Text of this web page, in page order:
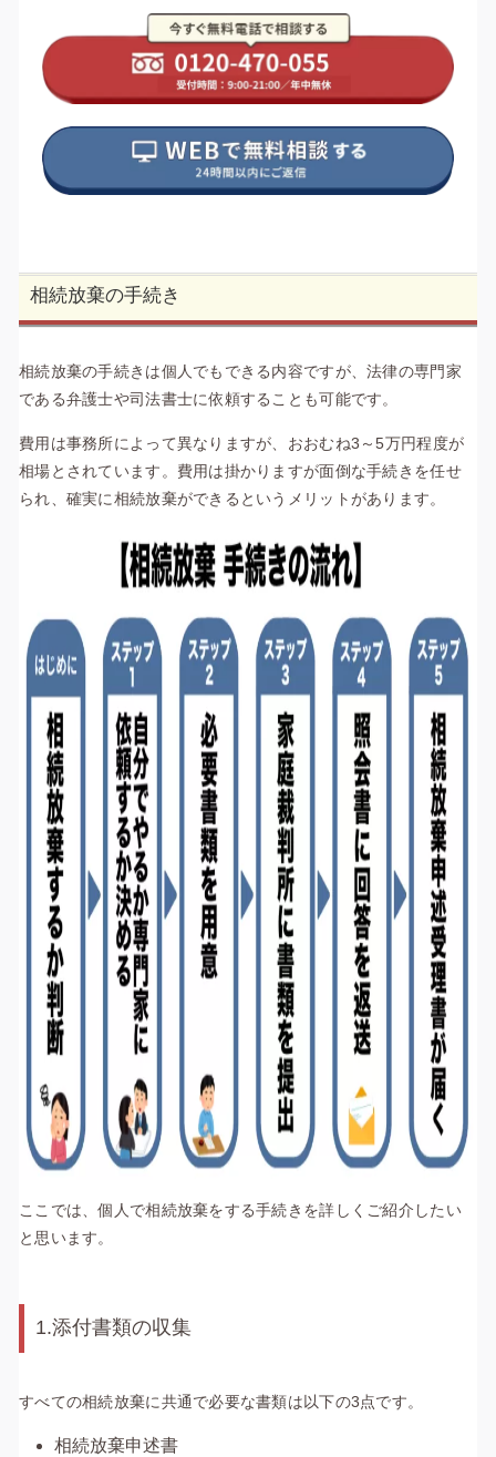
相続放棄の手続き
相続放棄の手続きは個人でもできる内容ですが、法律の専門家
である弁護士や司法書士に依頼することも可能です。
費用は事務所によって異なりますが、おおむね3～5万円程度が
相場とされています。費用は掛かりますが面倒な手続きを任せ
られ、確実に相続放棄ができるというメリットがあります。
ここでは、個人で相続放棄をする手続きを詳しくご紹介したい
と思います。
1.添付書類の収集
すべての相続放棄に共通で必要な書類は以下の3点です。
相続放棄申述書